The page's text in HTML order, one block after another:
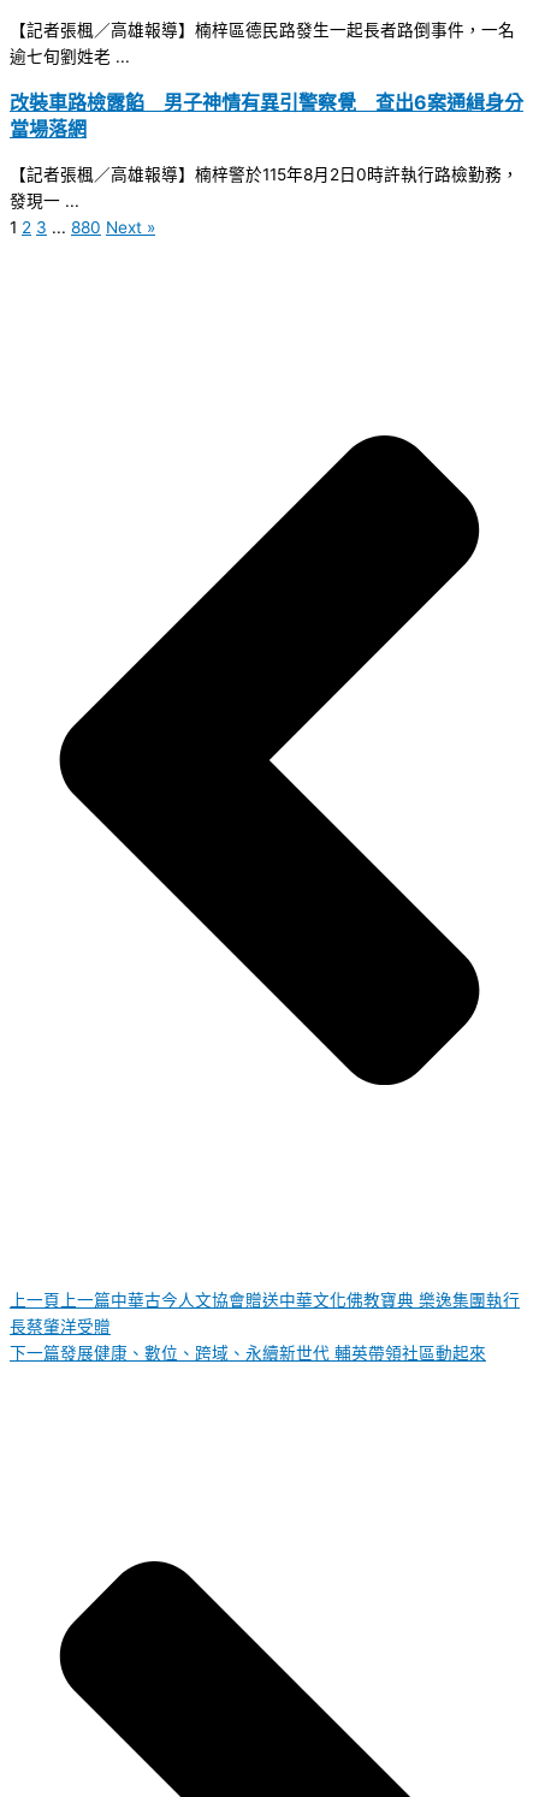
【記者張楓／高雄報導】楠梓區德民路發生一起長者路倒事件，一名
逾七旬劉姓老 ...
改裝車路檢露餡 男子神情有異引警察覺 查出6案通緝身分
當場落網
【記者張楓／高雄報導】楠梓警於115年8月2日0時許執行路檢勤務，
發現一 ...
1 2 3 ... 880 Next »
上一頁 上一篇中華古今人文協會贈送中華文化佛教寶典 樂逸集團執行
長蔡肇洋受贈
下一篇發展健康、數位、跨域、永續新世代 輔英帶領社區動起來